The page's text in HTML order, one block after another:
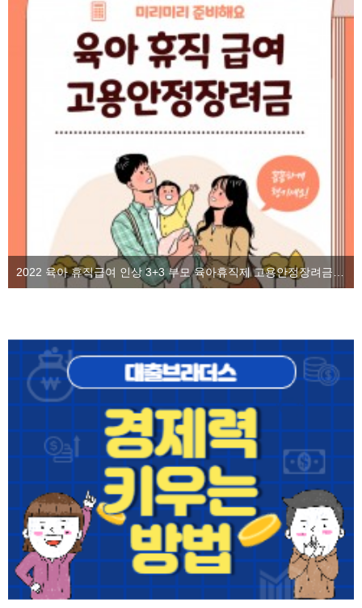
2022 육아 휴직급여 인상 3+3 부모 육아휴직제 고용안정장려금을 알아보자